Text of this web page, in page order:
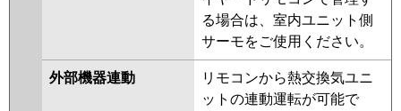
る場合は、室内ユニット側
サーモをご使用ください。
外部機器連動
リモコンから熱交換気ユニ
ットの連動運転が可能で